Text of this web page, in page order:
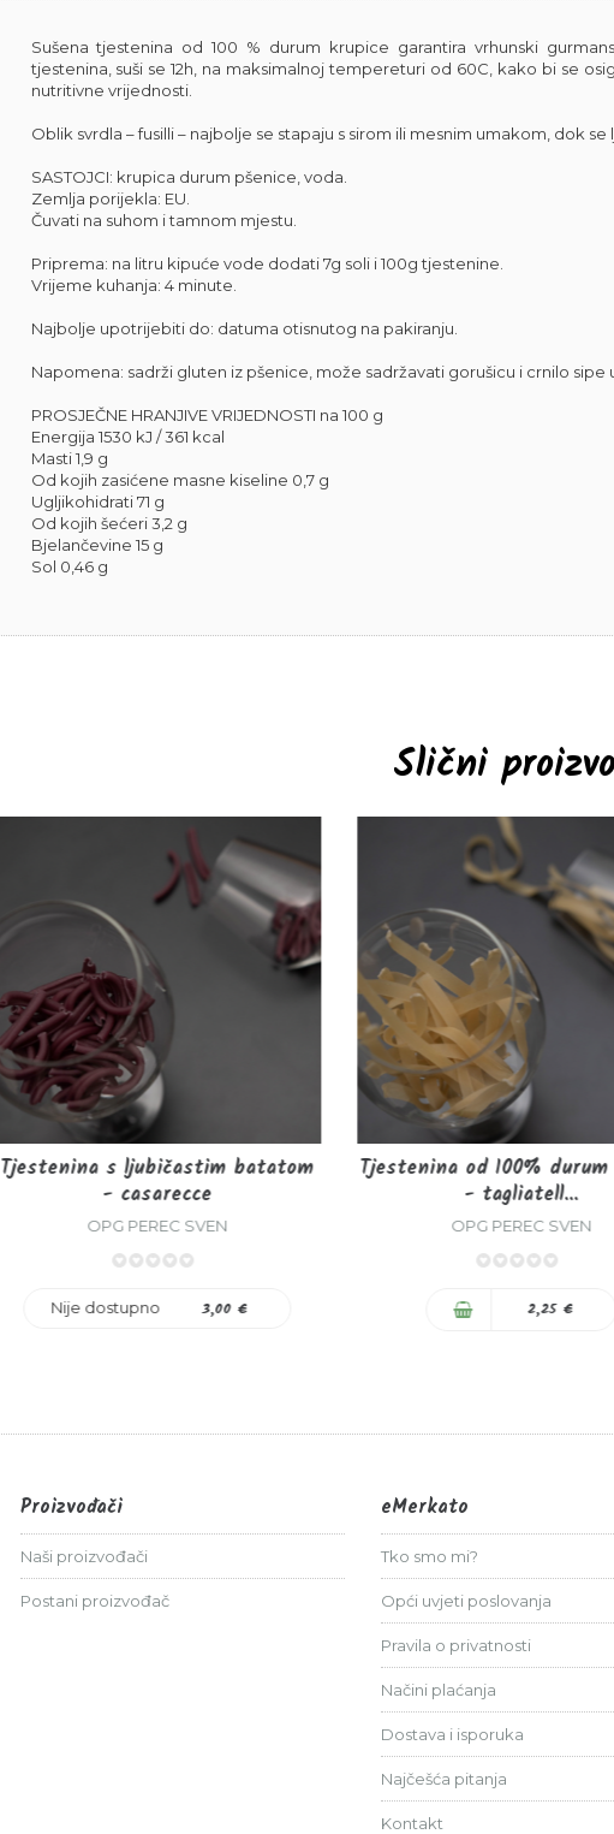
Sušena tjestenina od 100 % durum krupice garantira vrhunski
tjestenina, suši se 12h, na maksimalnoj tempereturi od 60C, kako bi se
nutritivne vrijednosti.
Oblik svrdla – fusilli – najbolje se stapaju s sirom ili mesnim umakom, dok
SASTOJCI: krupica durum pšenice, voda.
Zemlja porijekla: EU.
Čuvati na suhom i tamnom mjestu.
Priprema: na litru kipuće vode dodati 7g soli i 100g tjestenine.
Vrijeme kuhanja: 4 minute.
Najbolje upotrijebiti do: datuma otisnutog na pakiranju.
Napomena: sadrži gluten iz pšenice, može sadržavati gorušicu i crnilo sipe
PROSJEČNE HRANJIVE VRIJEDNOSTI na 100 g
Energija 1530 kJ / 361 kcal
Masti 1,9 g
Od kojih zasićene masne kiseline 0,7 g
Ugljikohidrati 71 g
Od kojih šećeri 3,2 g
Bjelančevine 15 g
Sol 0,46 g
Slični
Tjestenina s ljubičastim batatom
- casarecce
OPG PEREC SVEN
Nije dostupno
3,00 €
Tjestenina od 100%
- tagliatell...
OPG PEREC SVEN
2,25 €
Proizvođači
Naši proizvođači
Postani proizvođač
eMerkato
Tko smo mi?
Opći uvjeti poslovanja
Pravila o privatnosti
Načini plaćanja
Dostava i isporuka
Najčešća pitanja
Kontakt